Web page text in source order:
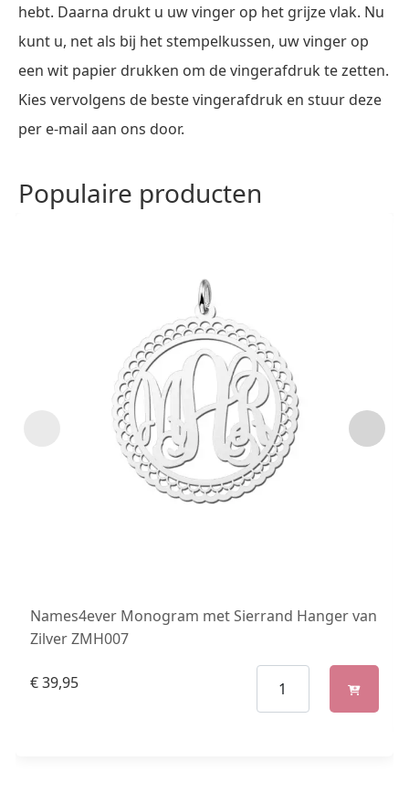
hebt. Daarna drukt u uw vinger op het grijze vlak. Nu
kunt u, net als bij het stempelkussen, uw vinger op
een wit papier drukken om de vingerafdruk te zetten.
Kies vervolgens de beste vingerafdruk en stuur deze
per e-mail aan ons door.
Populaire producten
Names4ever Monogram met Sierrand Hanger van
Zilver ZMH007
€39,95